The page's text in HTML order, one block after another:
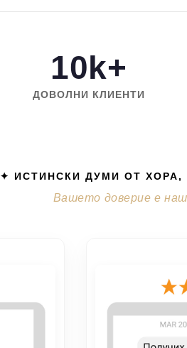
10k+
ДОВОЛНИ КЛИЕНТИ
✦ ИСТИНСКИ ДУМИ ОТ ХОРА,
Вашето доверие е